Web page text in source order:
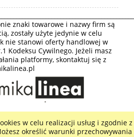
w celu realizacji usług i zgodnie z
określić warunki przechowywania
znaki towarowe i nazwy firm są
zostały użyte jedynie w celu
nie stanowi oferty handlowej w
Kodeksu Cywilnego. Jeżeli masz
platformy, skontaktuj się z
wersję strony